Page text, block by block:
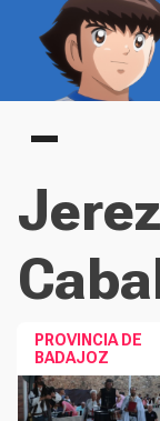
Main menu
PROVINCIA DE
BADAJOZ